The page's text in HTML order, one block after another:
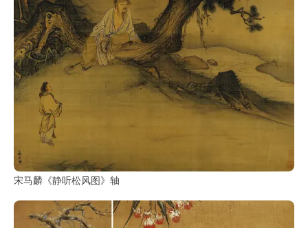
宋马麟《静听松风图》轴